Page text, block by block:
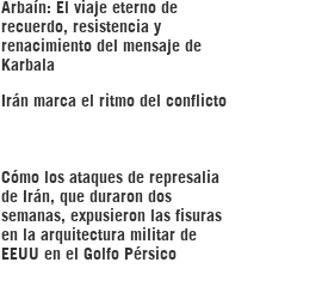
Arbaín: El viaje eterno de
recuerdo, resistencia y
renacimiento del mensaje de
Karbala
Irán marca el ritmo del conflicto
Cómo los ataques de represalia
de Irán, que duraron dos
semanas, expusieron las fisuras
en la arquitectura militar de
EEUU en el Golfo Pérsico